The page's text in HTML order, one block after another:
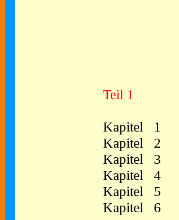
Teil 1
Kapitel
Kapitel
Kapitel
Kapitel
Kapitel
Kapitel